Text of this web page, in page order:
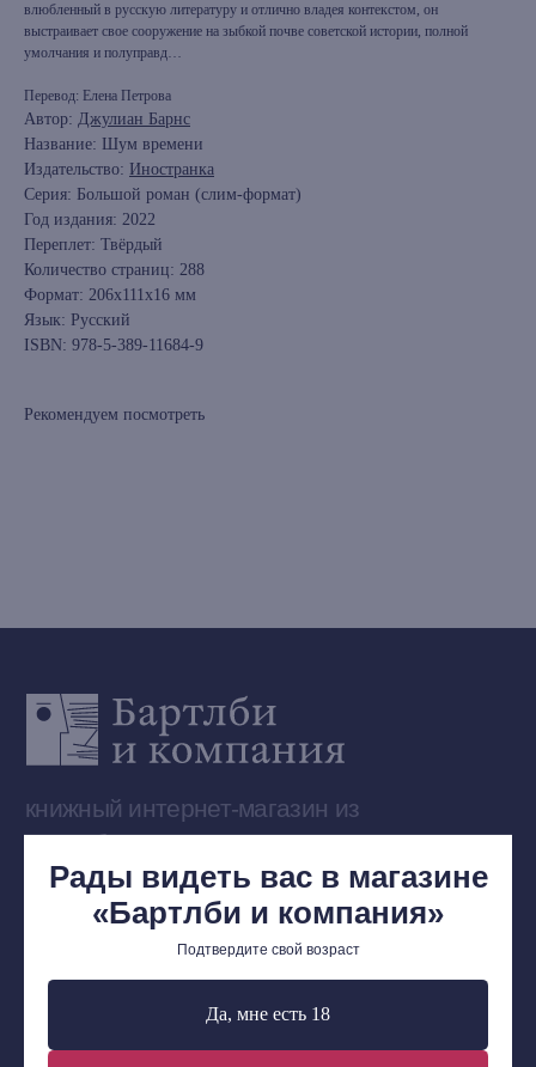
Рады видеть вас в магазине
«Бартлби и компания»
Подтвердите свой возраст
Да, мне есть 18
влюбленный в русскую литературу и отлично владея контекстом, он
выстраивает свое сооружение на зыбкой почве советской истории, полной
умолчания и полуправд…
Перевод: Елена Петрова
Автор: Джулиан Барнс
Название: Шум времени
Издательство: Иностранка
Серия: Большой роман (слим-формат)
Год издания: 2022
Переплет: Твёрдый
Количество страниц: 288
Формат: 206x111x16 мм
Язык: Русский
ISBN: 978-5-389-11684-9
Рекомендуем посмотреть
Контакты
книжный интернет-магазин из
Петербурга
bartleby.sales@gmail.com
Каталог
Сообщество ВКонтакте
Мерч
Наши книги на «Авито»